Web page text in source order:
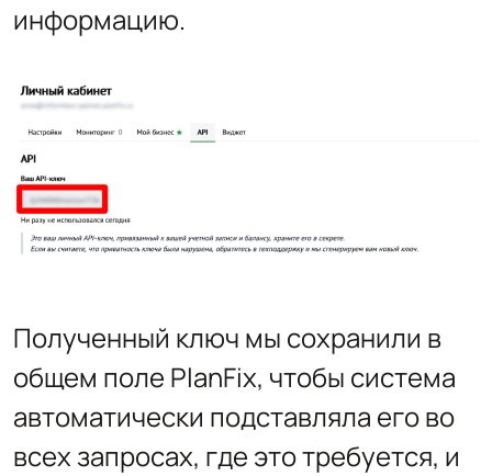
информацию.
Полученный ключ мы сохранили в
общем поле PlanFix, чтобы система
автоматически подставляла его во
всех запросах, где это требуется, и